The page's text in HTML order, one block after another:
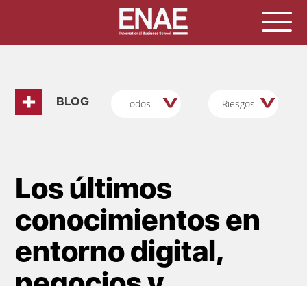
BLOG Todos Riesgos
Los últimos
conocimientos en
entorno digital,